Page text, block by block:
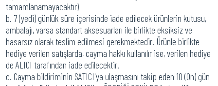
tamamlanamayacaktır)
b. 7 (yedi) günlük süre içerisinde iade edilecek ürünlerin kutusu,
ambalajı, varsa standart aksesuarları ile birlikte eksiksiz ve
hasarsız olarak teslim edilmesi gerekmektedir. Ürünle birlikte
hediye verilen satışlarda, cayma hakkı kullanılır ise, verilen hediye
de ALICI tarafından iade edilecektir.
c. Cayma bildiriminin SATICI'ya ulaşmasını takip eden 10 (On) gün